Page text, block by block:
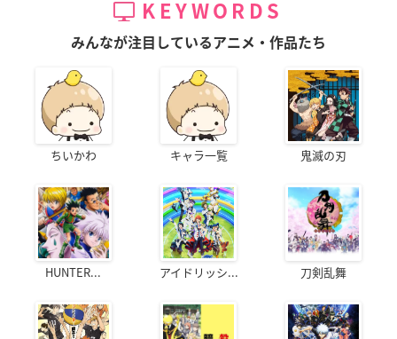
KEYWORDS
みんなが注目しているアニメ・作品たち
ちいかわ キャラ一覧 鬼滅の刃
HUNTER... アイドリッシ... 刀剣乱舞